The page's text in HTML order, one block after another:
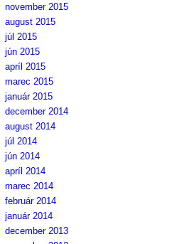
november 2015
august 2015
júl 2015
jún 2015
apríl 2015
marec 2015
január 2015
december 2014
august 2014
júl 2014
jún 2014
apríl 2014
marec 2014
február 2014
január 2014
december 2013